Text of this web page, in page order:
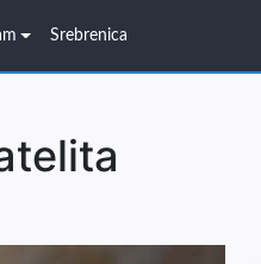
Srebrenica